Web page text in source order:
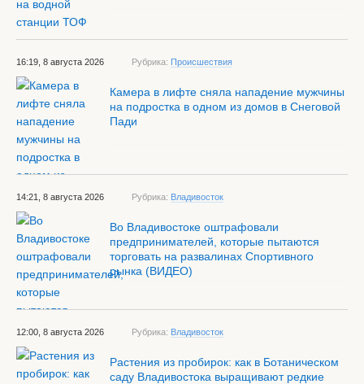
16:19, 8 августа 2026 Рубрика: Происшествия
Камера в лифте сняла нападение мужчины
на подростка в одном из домов в Снеговой
Пади
14:21, 8 августа 2026 Рубрика: Владивосток
Во Владивостоке оштрафовали
предпринимателей, которые пытаются
торговать на развалинах Спортивного
рынка (ВИДЕО)
12:00, 8 августа 2026 Рубрика: Владивосток
Растения из пробирок: как в Ботаническом
саду Владивостока выращивают редкие